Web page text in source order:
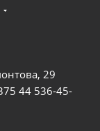
29
44 536-45-